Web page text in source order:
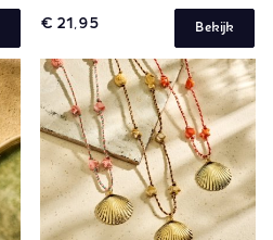
€ 21,95 Bekijk